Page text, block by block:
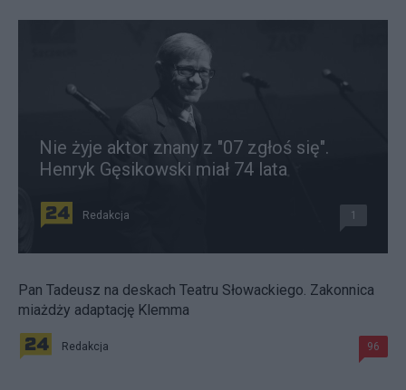
Nie żyje aktor znany z "07 zgłoś się".
Henryk Gęsikowski miał 74 lata
Redakcja 1
Pan Tadeusz na deskach Teatru Słowackiego. Zakonnica
miażdży adaptację Klemma
Redakcja 96